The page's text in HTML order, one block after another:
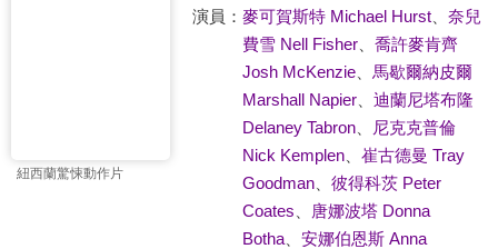
紐西蘭驚悚動作片
演員： 麥可賀斯特 Michael Hurst、 奈兒
費雪 Nell Fisher、 喬許麥肯齊
Josh McKenzie、 馬歇爾納皮爾
Marshall Napier、 迪蘭尼塔布隆
Delaney Tabron、
尼克克普倫
Nick Kemplen、 崔古德曼 Tray
Goodman、 彼得科茨 Peter
Coates
唐娜波塔 Donna
Botha、 安娜伯恩斯 Anna